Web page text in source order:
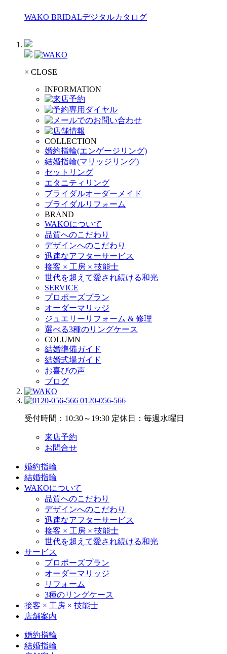
WAKO BRIDALデジタルカタログ
× CLOSE
INFORMATION
COLLECTION
婚約指輪(エンゲージリング)
結婚指輪(マリッジリング)
セットリング
エタニティリング
ブライダルオーダーメイド
ブライダルリフォーム
BRAND
WAKOについて
品質へのこだわり
デザインへのこだわり
迅速なアフターサービス
接客 × 工房 × 技能士
世代を超えて愛され続ける和光
SERVICE
プロポーズプラン
オーダーマリッジ
ジュエリーリフォーム & 修理
選べる3種のリングケース
COLUMN
結婚準備ガイド
結婚式場ガイド
お喜びの声
ブログ
0120-056-566
受付時間：10:30～19:30 定休日：毎週水曜日
来店予約
お問合せ
婚約指輪
結婚指輪
WAKOについて
品質へのこだわり
デザインへのこだわり
迅速なアフターサービス
接客 × 工房 × 技能士
世代を超えて愛され続ける和光
サービス
プロポーズプラン
オーダーマリッジ
リフォーム
3種のリングケース
接客 × 工房 × 技能士
店舗案内
婚約指輪
結婚指輪